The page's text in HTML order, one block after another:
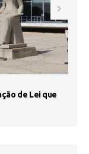
de Lei que